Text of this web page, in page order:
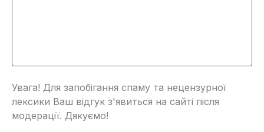
Увага! Для запобігання спаму та нецензурної
лексики Ваш відгук з'явиться на сайті після
модерації. Дякуємо!